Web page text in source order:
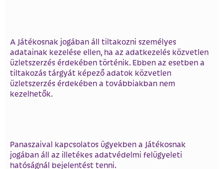
A Játékosnak jogában áll tiltakozni személyes
adatainak kezelése ellen, ha az adatkezelés közvetlen
üzletszerzés érdekében történik. Ebben az esetben a
tiltakozás tárgyát képező adatok közvetlen
üzletszerzés érdekében a továbbiakban nem
kezelhetők.
Panaszaival kapcsolatos ügyekben a Játékosnak
jogában áll az illetékes adatvédelmi felügyeleti
hatóságnál bejelentést tenni.